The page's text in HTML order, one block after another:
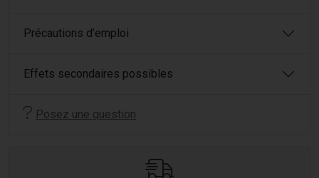
Précautions d’emploi
Effets secondaires possibles
Posez une question